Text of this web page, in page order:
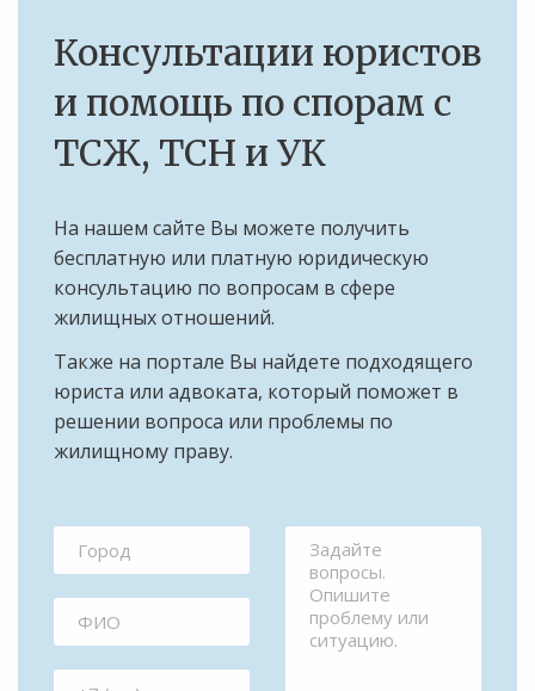
Консультации юристов
и помощь по спорам с
ТСЖ, ТСН и УК
На нашем сайте Вы можете получить
бесплатную или платную юридическую
консультацию по вопросам в сфере
жилищных отношений.
Также на портале Вы найдете подходящего
юриста или адвоката, который поможет в
решении вопроса или проблемы по
жилищному праву.